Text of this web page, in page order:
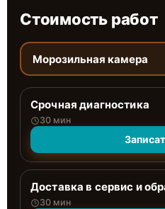
Стоимость работ
Морозильная камера
Срочная диагностика
30 мин
Доставка в сервис и
30 мин